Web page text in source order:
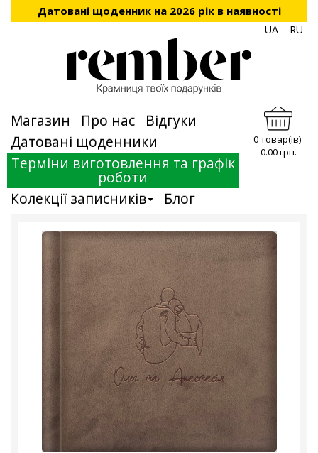
Датовані щоденник на 2026 рік в наявності
UA RU
Магазин Про нас
Відгуки
Датовані щоденники
Терміни виготовлення та графік
роботи
Колекції записників
Блог
0 товар(ів)
0.00 грн.